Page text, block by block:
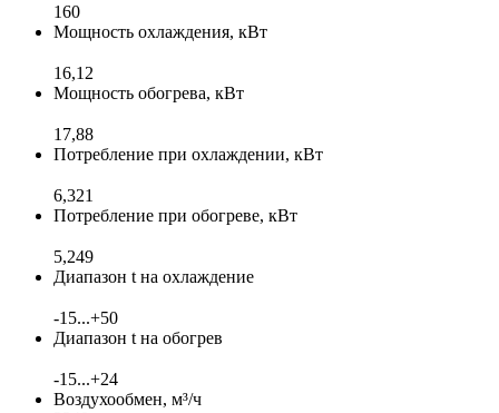
160
Мощность охлаждения, кВт
16,12
Мощность обогрева, кВт
17,88
Потребление при охлаждении, кВт
6,321
Потребление при обогреве, кВт
5,249
Диапазон t на охлаждение
-15...+50
Диапазон t на обогрев
-15...+24
Воздухообмен, м³/ч